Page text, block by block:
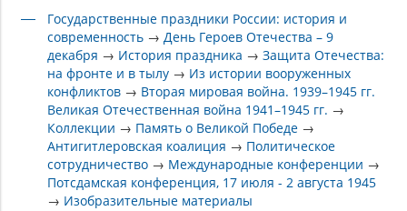
Государственные праздники России: история и
современность →День Героев Отечества – 9
декабря → История праздника →Защита Отечества:
на фронте и в тылу → Из истории вооруженных
конфликтов → Вторая мировая война. 1939–1945 гг.
Великая Отечественная война 1941–1945 гг. →
Коллекции → Память о Великой Победе →
Антигитлеровская коалиция → Политическое
сотрудничество → Международные конференции →
Потсдамская конференция, 17 июля - 2 августа 1945
→ Изобразительные материалы